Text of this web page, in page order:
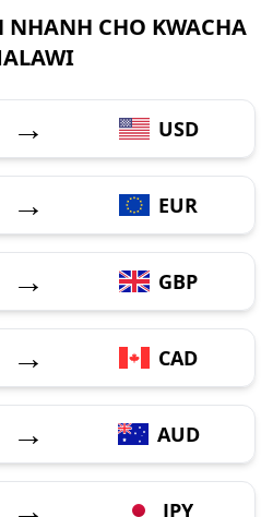
CHO KWACHA
→ USD
→ EUR
→ GBP
→ CAD
→ AUD
JPY